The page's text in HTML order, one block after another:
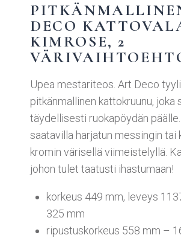
DECO
KIMROSE, 2
Upea mestariteos. Art Deco
pitkänmallinen kattokruunu, joka
täydellisesti ruokapöydän
saatavilla harjatun messingin tai
kromin värisellä viimeistelyllä.
johon tulet taatusti ihastumaan!
korkeus 449 mm, leveys
325 mm
ripustuskorkeus 558 mm –